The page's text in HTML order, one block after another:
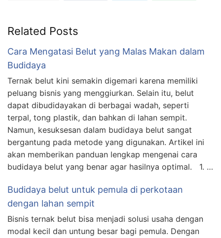
Related Posts
Cara Mengatasi Belut yang Malas Makan dalam
Budidaya
Ternak belut kini semakin digemari karena memiliki
peluang bisnis yang menggiurkan. Selain itu, belut
dapat dibudidayakan di berbagai wadah, seperti
terpal, tong plastik, dan bahkan di lahan sempit.
Namun, kesuksesan dalam budidaya belut sangat
bergantung pada metode yang digunakan. Artikel ini
akan memberikan panduan lengkap mengenai cara
budidaya belut yang benar agar hasilnya optimal. 1. …
Budidaya belut untuk pemula di perkotaan
dengan lahan sempit
Bisnis ternak belut bisa menjadi solusi usaha dengan
modal kecil dan untung besar bagi pemula. Dengan